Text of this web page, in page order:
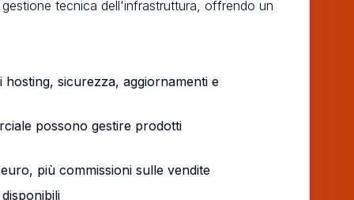
tecnica dell'infrastruttura, offrendo un
hosting, sicurezza, aggiornamenti e
possono gestire prodotti
più commissioni sulle vendite